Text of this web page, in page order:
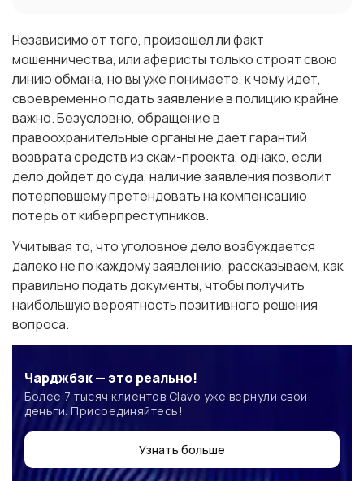
Независимо от того, произошел ли факт
мошенничества, или аферисты только строят свою
линию обмана, но вы уже понимаете, к чему идет,
своевременно подать заявление в полицию крайне
важно. Безусловно, обращение в
правоохранительные органы не дает гарантий
возврата средств из скам-проекта, однако, если
дело дойдет до суда, наличие заявления позволит
потерпевшему претендовать на компенсацию
потерь от киберпреступников.
Учитывая то, что уголовное дело возбуждается
далеко не по каждому заявлению, рассказываем, как
правильно подать документы, чтобы получить
наибольшую вероятность позитивного решения
вопроса.
Чарджбэк — это реально!
Более 7 тысяч клиентов Clavo уже вернули свои
деньги. Присоединяйтесь!
Узнать больше